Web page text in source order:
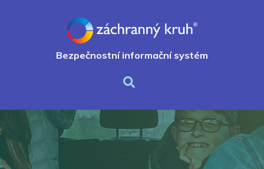
Bezpečnostní informační systém